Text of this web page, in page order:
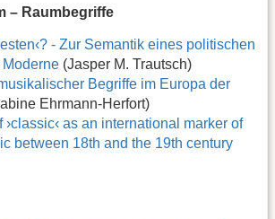
– Raumbegriffe
- Zur Semantik eines politischen
(Jasper M. Trautsch)
Begriffe im Europa der
Ehrmann-Herfort)
›classic‹ as an international marker of
between 18th and the 19th century